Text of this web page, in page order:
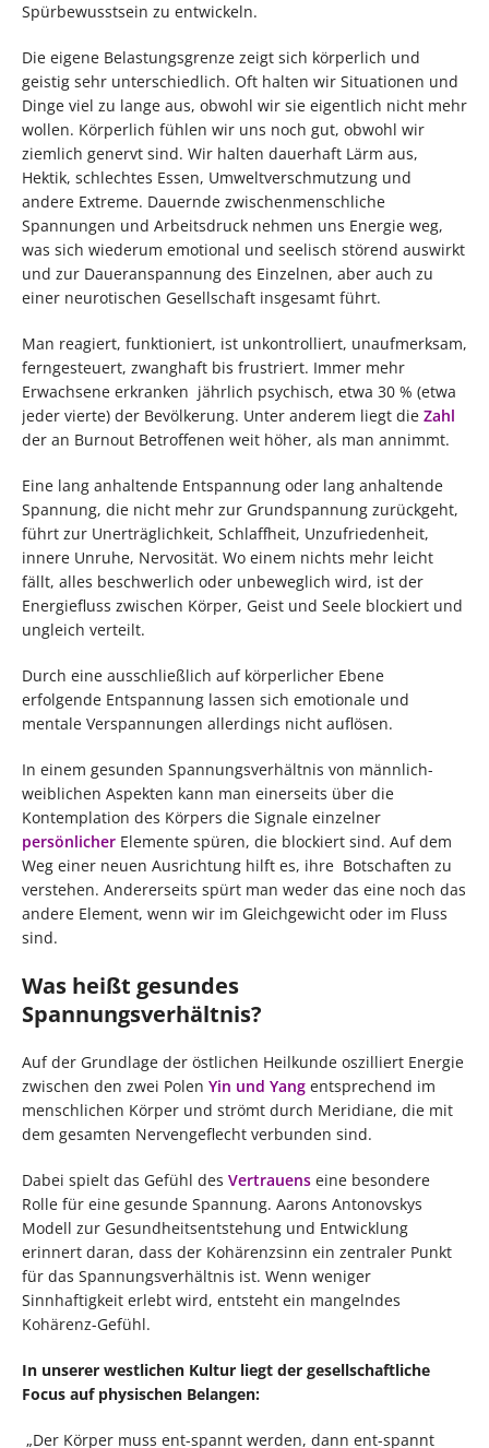
Spürbewusstsein zu entwickeln.
Die eigene Belastungsgrenze zeigt sich körperlich und
geistig sehr unterschiedlich. Oft halten wir Situationen und
Dinge viel zu lange aus, obwohl wir sie eigentlich nicht mehr
wollen. Körperlich fühlen wir uns noch gut, obwohl wir
ziemlich genervt sind. Wir halten dauerhaft Lärm aus,
Hektik, schlechtes Essen, Umweltverschmutzung und
andere Extreme. Dauernde zwischenmenschliche
Spannungen und Arbeitsdruck nehmen uns Energie weg,
was sich wiederum emotional und seelisch störend auswirkt
und zur Daueranspannung des Einzelnen, aber auch zu
einer neurotischen Gesellschaft insgesamt führt.
Man reagiert, funktioniert, ist unkontrolliert, unaufmerksam,
ferngesteuert, zwanghaft bis frustriert. Immer mehr
Erwachsene erkranken jährlich psychisch, etwa 30 % (etwa
jeder vierte) der Bevölkerung. Unter anderem liegt die Zahl
der an Burnout Betroffenen weit höher, als man annimmt.
Eine lang anhaltende Entspannung oder lang anhaltende
Spannung, die nicht mehr zur Grundspannung zurückgeht,
führt zur Unerträglichkeit, Schlaffheit, Unzufriedenheit,
innere Unruhe, Nervosität. Wo einem nichts mehr leicht
fällt, alles beschwerlich oder unbeweglich wird, ist der
Energiefluss zwischen Körper, Geist und Seele blockiert und
ungleich verteilt.
Durch eine ausschließlich auf körperlicher Ebene
erfolgende Entspannung lassen sich emotionale und
mentale Verspannungen allerdings nicht auflösen.
In einem gesunden Spannungsverhältnis von männlich-
weiblichen Aspekten kann man einerseits über die
Kontemplation des Körpers die Signale einzelner
persönlicher Elemente spüren, die blockiert sind. Auf dem
Weg einer neuen Ausrichtung hilft es, ihre Botschaften zu
verstehen. Andererseits spürt man weder das eine noch das
andere Element, wenn wir im Gleichgewicht oder im Fluss
sind.
Was heißt gesundes
Spannungsverhältnis?
Auf der Grundlage der östlichen Heilkunde oszilliert Energie
zwischen den zwei Polen Yin und Yang entsprechend im
menschlichen Körper und strömt durch Meridiane, die mit
dem gesamten Nervengeflecht verbunden sind.
Dabei spielt das Gefühl des Vertrauens eine besondere
Rolle für eine gesunde Spannung. Aarons Antonovskys
Modell zur Gesundheitsentstehung und Entwicklung
erinnert daran, dass der Kohärenzsinn ein zentraler Punkt
für das Spannungsverhältnis ist. Wenn weniger
Sinnhaftigkeit erlebt wird, entsteht ein mangelndes
Kohärenz-Gefühl.
In unserer westlichen Kultur liegt der gesellschaftliche
Focus auf physischen Belangen:
„Der Körper muss ent-spannt werden, dann ent-spannt